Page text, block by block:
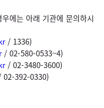
에는 아래 기관에 문의하시
/ 1336)
/ 02-580-0533~4)
/ 02-3480-3600)
02-392-0330)